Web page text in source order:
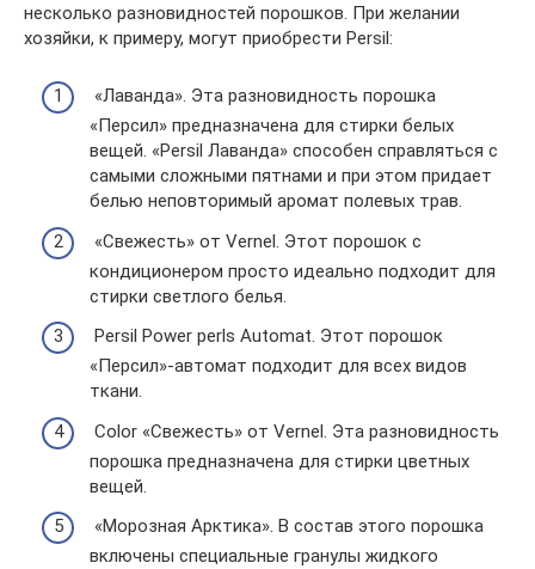
несколько разновидностей порошков. При желании
хозяйки, к примеру, могут приобрести Persil:
«Лаванда». Эта разновидность порошка
«Персил» предназначена для стирки белых
вещей. «Persil Лаванда» способен справляться с
самыми сложными пятнами и при этом придает
белью неповторимый аромат полевых трав.
«Свежесть» от Vernel. Этот порошок с
кондиционером просто идеально подходит для
стирки светлого белья.
Persil Power perls Automat. Этот порошок
«Персил»-автомат подходит для всех видов
ткани.
Color «Свежесть» от Vernel. Эта разновидность
порошка предназначена для стирки цветных
вещей.
«Морозная Арктика». В состав этого порошка
включены специальные гранулы жидкого